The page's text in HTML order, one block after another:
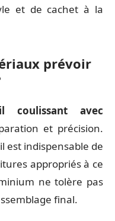
et de cachet à la
prévoir
coulissant avec
et précision.
est indispensable de
appropriés à ce
ne tolère pas
final.